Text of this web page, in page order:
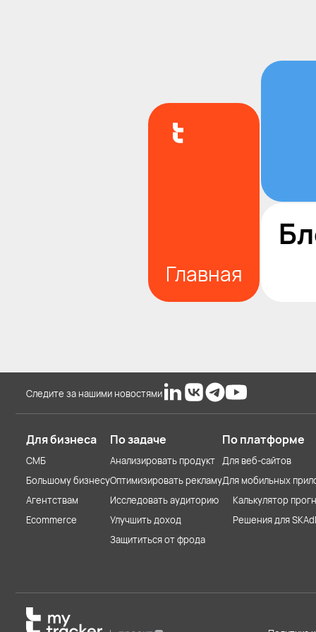
Главная
Следите за нашими новостями
Для бизнеса
СМБ
Большому бизнесу
Агентствам
Ecommerce
По задаче
Анализировать продукт
Оптимизировать рекламу
Исследовать аудиторию
Улучшить доход
Защититься от фрода
По платформе
Для веб-сайтов
Для мобильных
Калькулятор
Решения для